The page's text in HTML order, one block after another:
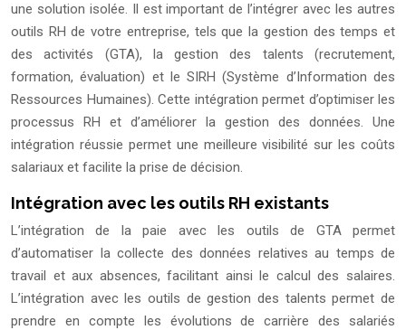
une solution isolée. Il est important de l’intégrer avec les autres
outils RH de votre entreprise, tels que la gestion des temps et
des activités (GTA), la gestion des talents (recrutement,
formation, évaluation) et le SIRH (Système d’Information des
Ressources Humaines). Cette intégration permet d’optimiser les
processus RH et d’améliorer la gestion des données. Une
intégration réussie permet une meilleure visibilité sur les coûts
salariaux et facilite la prise de décision.
Intégration avec les outils RH existants
L’intégration de la paie avec les outils de GTA permet
d’automatiser la collecte des données relatives au temps de
travail et aux absences, facilitant ainsi le calcul des salaires.
L’intégration avec les outils de gestion des talents permet de
prendre en compte les évolutions de carrière des salariés